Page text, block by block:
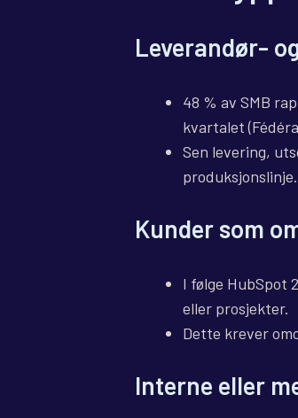
Leverandør-
48 % av SMB
kvartalet
Sen levering,
produksjonslinje.
Kunder som
I følge HubSpot
eller prosjekter.
Dette krever
Interne eller